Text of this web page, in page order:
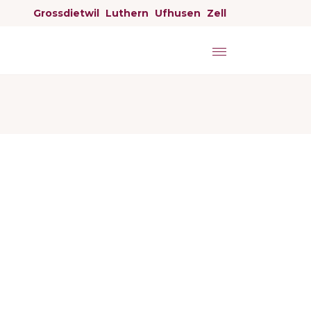
Grossdietwil Luthern Ufhusen Zell